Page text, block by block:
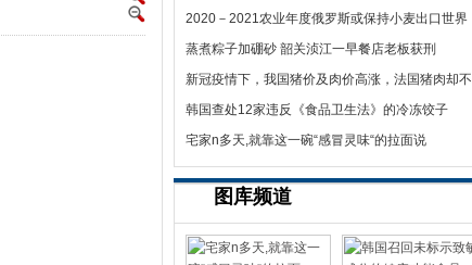
2020－2021农业年度俄罗斯或保持小麦出口世界
蒸煮粽子加硼砂 韶关浈江一早餐店老板获刑
新冠疫情下，我国猪价及肉价高涨，法国猪肉却不
韩国查处12家违反《食品卫生法》的冷冻饺子
宅家n多天,就靠这一碗“感冒灵味“的拉面说
图库频道